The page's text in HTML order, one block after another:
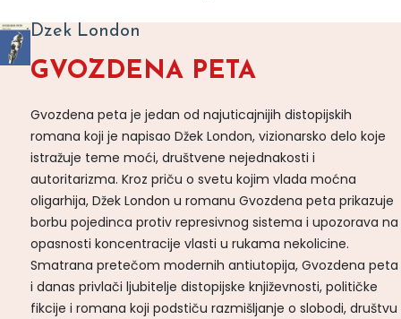
Dzek London
GVOZDENA PETA
Gvozdena peta je jedan od najuticajnijih distopijskih
romana koji je napisao Džek London, vizionarsko delo koje
istražuje teme moći, društvene nejednakosti i
autoritarizma. Kroz priču o svetu kojim vlada moćna
oligarhija, Džek London u romanu Gvozdena peta prikazuje
borbu pojedinca protiv represivnog sistema i upozorava na
opasnosti koncentracije vlasti u rukama nekolicine.
Smatrana pretečom modernih antiutopija, Gvozdena peta
i danas privlači ljubitelje distopijske književnosti, političke
fikcije i romana koji podstiču razmišljanje o slobodi, društvu